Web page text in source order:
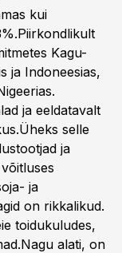
kui
Kagu-
ja Indoneesias,
ja eeldatavalt
selle
ja
ja
on rikkalikud.
toidukuludes,
alati, on